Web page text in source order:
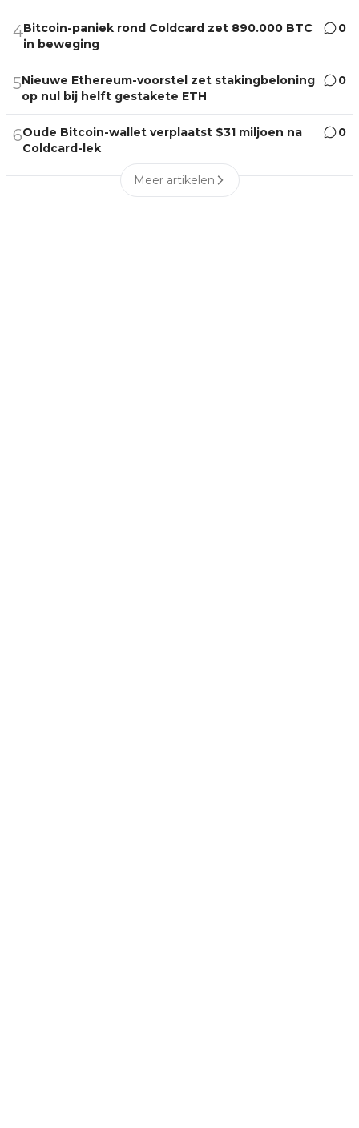
4Bitcoin-paniek rond Coldcard zet 890.000 BTC
in beweging
0
5Nieuwe Ethereum-voorstel zet stakingbeloning
op nul bij helft gestakete ETH
0
6Oude Bitcoin-wallet verplaatst $31 miljoen na
Coldcard-lek
0
Meer artikelen